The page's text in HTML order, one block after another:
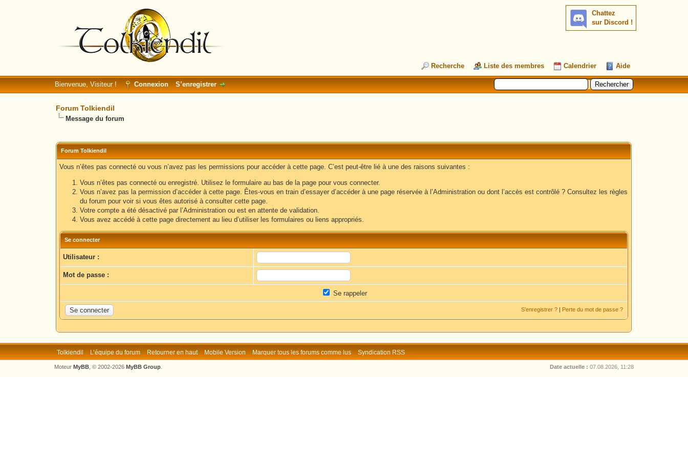
Chattez
sur Discord !
Recherche Liste des membres Calendrier Aide
Bienvenue, Visiteur ! Connexion S’enregistrer
Forum Tolkiendil
Message du forum
Forum Tolkiendil
Vous n’êtes pas connecté ou vous n’avez pas les permissions pour accéder à cette page. C’est peut-être lié à une des raisons suivantes :
Vous n’êtes pas connecté ou enregistré. Utilisez le formulaire au bas de la page pour vous connecter.
Vous n’avez pas la permission d’accéder à cette page. Êtes-vous en train d’essayer d’accéder à une page réservée à l’Administration ou dont l’accès est contrôlé ? Consultez les règles
du forum pour voir si vous êtes autorisé à consulter cette page.
Votre compte a été désactivé par l’Administration ou est en attente de validation.
Vous avez accédé à cette page directement au lieu d’utiliser les formulaires ou liens appropriés.
Se connecter
Utilisateur :
Mot de passe :
Se rappeler
S’enregistrer ? | Perte du mot de passe ?
Tolkiendil L’équipe du forum Retourner en haut Mobile Version Marquer tous les forums comme lus Syndication RSS
Date actuelle : 07.08.2026, 11:28
Moteur MyBB, © 2002-2026 MyBB Group.